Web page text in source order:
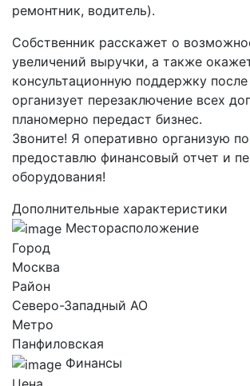
ремонтник, водитель).
Собственник расскажет о
увеличений выручки, а также
консультационную поддержку
организует перезаключение всех
планомерно передаст бизнес.
Звоните! Я оперативно организую
предоставлю финансовый отчет и
оборудования!
Дополнительные характеристики
Месторасположение
Город
Москва
Район
Северо-Западный AO
Метро
Панфиловская
Финансы